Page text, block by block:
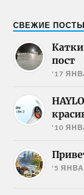
СВЕЖИЕ ПОСТЫ
пост
'17
'10
'5